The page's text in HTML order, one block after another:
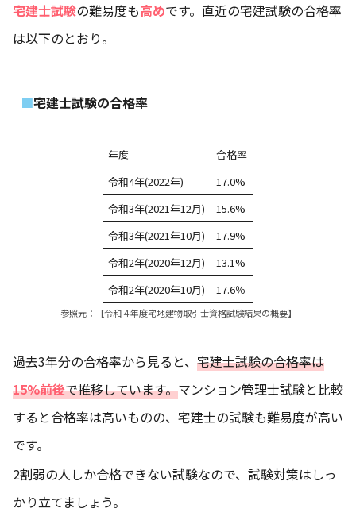
宅建士試験の難易度も高めです。直近の宅建試験の合格率
は以下のとおり。
宅建士試験の合格率
年度
合格率
令和4年(2022年)
17.0%
令和3年(2021年12月)
15.6%
令和3年(2021年10月)
17.9%
令和2年(2020年12月)
13.1%
令和2年(2020年10月)
17.6％
参照元： 【令和４年度宅地建物取引士資格試験結果の概要】
過去3年分の合格率から見ると、 宅建士試験の合格率は
15%前後で推移しています。マンション管理士試験と比較
すると合格率は高いものの、宅建士の試験も難易度が高い
です。
2割弱の人しか合格できない試験なので、試験対策はしっ
かり立てましょう。